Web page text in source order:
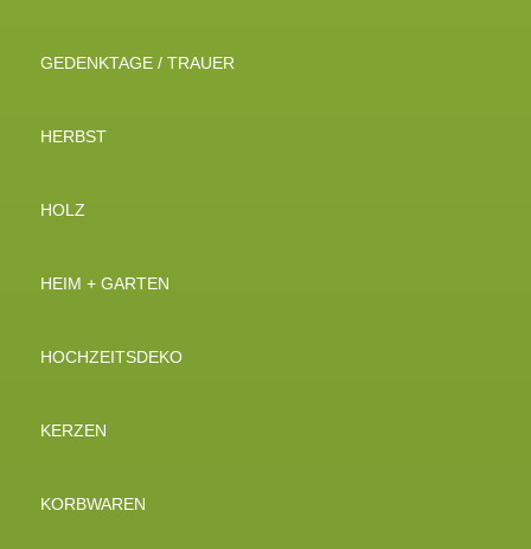
GEDENKTAGE / TRAUER
HERBST
HOLZ
HEIM + GARTEN
HOCHZEITSDEKO
KERZEN
KORBWAREN